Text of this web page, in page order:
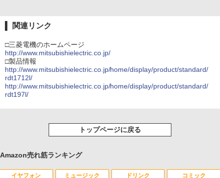
関連リンク
□三菱電機のホームページ
http://www.mitsubishielectric.co.jp/
□製品情報
http://www.mitsubishielectric.co.jp/home/display/product/standard/
rdt1712l/
http://www.mitsubishielectric.co.jp/home/display/product/standard/
rdt197l/
トップページに戻る
Amazon売れ筋ランキング
イヤフォン ミュージック ドリンク コミック